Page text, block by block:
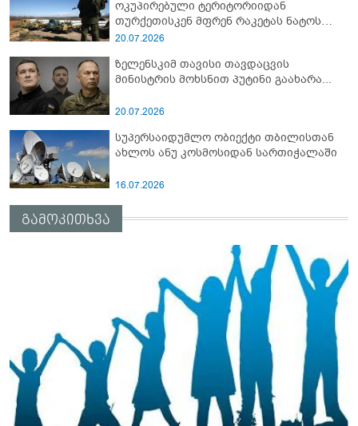
ოკუპირებული ტერიტორიიდან
თურქეთისკენ მფრენ რაკეტას ნატოს
სამიტი კინაღამ ჩაუშლია
20.07.2026
ზელენსკიმ თავისი თავდაცვის
მინისტრის მოხსნით პუტინი გაახარა...
20.07.2026
სუპერსაიდუმლო ობიექტი თბილისთან
ახლოს ანუ კოსმოსიდან სართიჭალაში
16.07.2026
გამოკითხვა